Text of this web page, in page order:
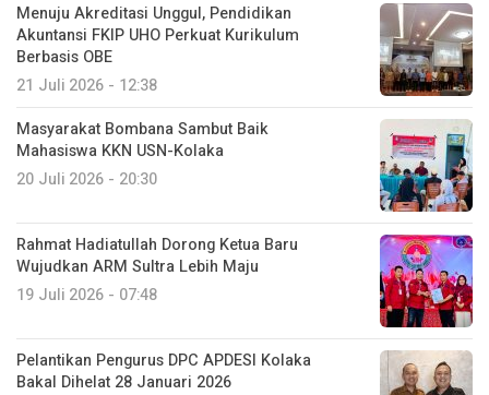
Menuju Akreditasi Unggul, Pendidikan
Akuntansi FKIP UHO Perkuat Kurikulum
Berbasis OBE
21 Juli 2026 - 12:38
Masyarakat Bombana Sambut Baik
Mahasiswa KKN USN-Kolaka
20 Juli 2026 - 20:30
Rahmat Hadiatullah Dorong Ketua Baru
Wujudkan ARM Sultra Lebih Maju
19 Juli 2026 - 07:48
Pelantikan Pengurus DPC APDESI Kolaka
Bakal Dihelat 28 Januari 2026